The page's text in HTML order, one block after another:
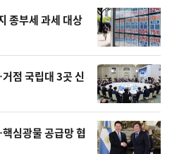
종부세 과세 대상
점 국립대 3곳 신
심광물 공급망 협